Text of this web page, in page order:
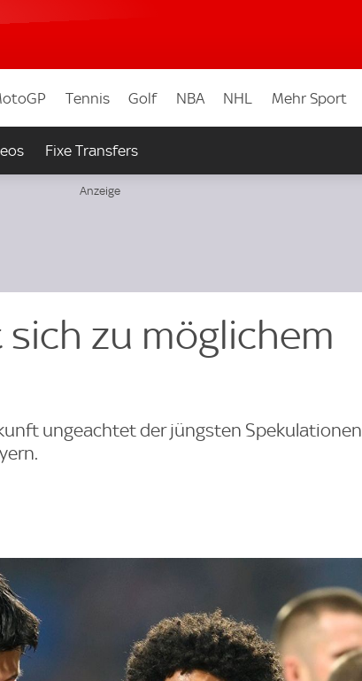
Tennis Golf NBA NHL Mehr Sport
Fixe Transfers
zu möglichem
ungeachtet der jüngsten Spekulationen